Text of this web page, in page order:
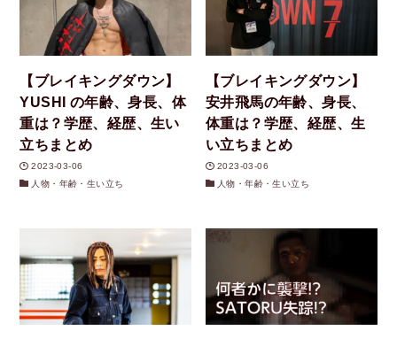
【ブレイキングダウン】
YUSHI の年齢、身長、体
重は？学歴、経歴、生い
立ちまとめ
2023-03-06
人物・年齢・生い立ち
【ブレイキングダウン】
安井飛馬の年齢、身長、
体重は？学歴、経歴、生
い立ちまとめ
2023-03-06
人物・年齢・生い立ち